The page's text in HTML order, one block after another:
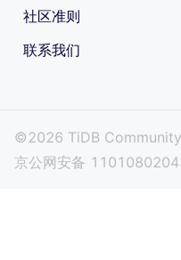
社区准则
联系我们
©2026 TiDB Community
京公网安备